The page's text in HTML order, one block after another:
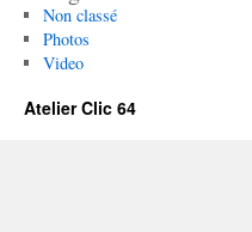
Non classé
Photos
Video
Atelier Clic 64